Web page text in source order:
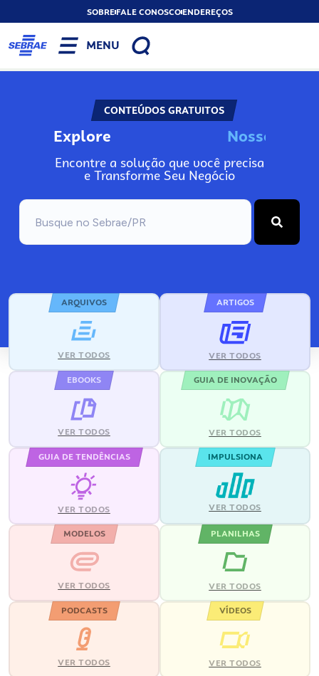
SOBREFALE CONOSCOENDEREÇOS
MENU
CONTEÚDOS GRATUITOS
Explore Nosso
Encontre a solução que você precisa
e Transforme Seu Negócio
ARQUIVOS
VER TODOS
ARTIGOS
VER TODOS
EBOOKS
VER TODOS
GUIA DE INOVAÇÃO
VER TODOS
GUIA DE TENDÊNCIAS
VER TODOS
IMPULSIONA
VER TODOS
MODELOS
VER TODOS
PLANILHAS
VER TODOS
PODCASTS
VER TODOS
VÍDEOS
VER TODOS